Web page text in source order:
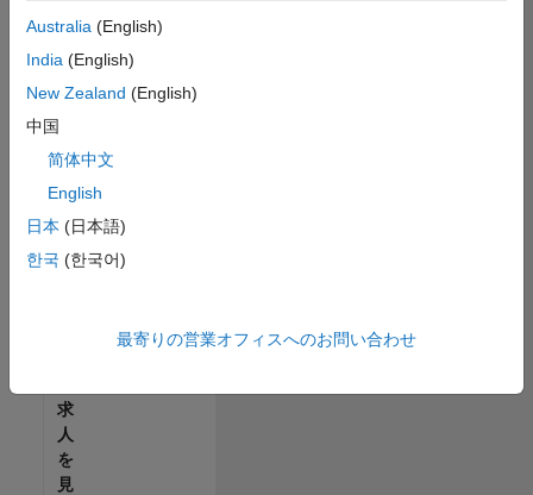
い
ま
せ
ご
希
望
地
域
求
人
を
見
Australia (English)
India (English)
New Zealand (English)
中国
简体中文
English
日本 (日本語)
한국 (한국어)
最寄りの営業オフィスへのお問い合わせ